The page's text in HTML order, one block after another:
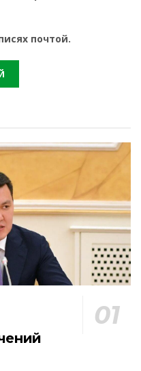
почтой.